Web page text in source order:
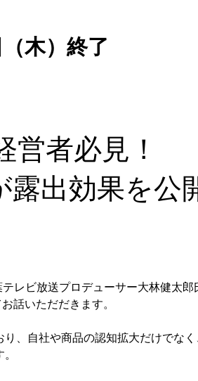
木）終了
営者必見！
出効果を公
レビ放送プロデューサー大林健太郎
話いただだきます。
、自社や商品の認知拡大だけでな